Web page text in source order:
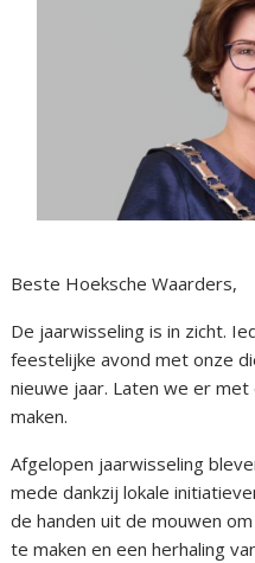
Beste Hoeksche Waarders,
De jaarwisseling is in zicht.
feestelijke avond met onze
nieuwe jaar. Laten we er
maken.
Afgelopen jaarwisseling
mede dankzij lokale
de handen uit de mouwen
te maken en een herhaling